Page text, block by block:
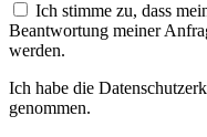
Ich stimme zu, dass
Beantwortung meiner
werden.
Ich habe die
genommen.